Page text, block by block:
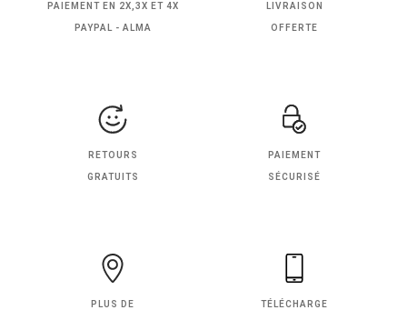
PAIEMENT EN 2X,3X ET 4X
PAYPAL - ALMA
LIVRAISON
OFFERTE
RETOURS
GRATUITS
PAIEMENT
SÉCURISÉ
PLUS DE TÉLÉCHARGE